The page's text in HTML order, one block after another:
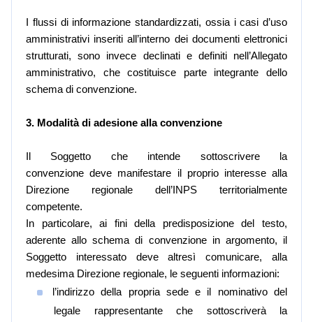
I flussi di informazione standardizzati, ossia i casi d’uso
amministrativi inseriti all’interno dei documenti elettronici
strutturati, sono invece declinati e definiti nell’Allegato
amministrativo, che costituisce parte integrante dello
schema di convenzione.
3. Modalità di adesione alla convenzione
Il Soggetto che intende sottoscrivere la
convenzione deve manifestare il proprio interesse alla
Direzione regionale dell’INPS territorialmente
competente.
In particolare, ai fini della predisposizione del testo,
aderente allo schema di convenzione in argomento, il
Soggetto interessato deve altresì comunicare, alla
medesima Direzione regionale, le seguenti informazioni:
l’indirizzo della propria sede e il nominativo del
legale rappresentante che sottoscriverà la